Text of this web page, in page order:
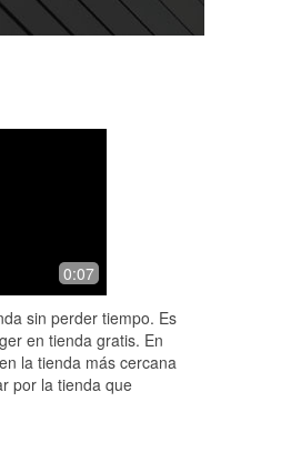
0:07
sin perder tiempo. Es
en tienda gratis. En
la tienda más cercana
por la tienda que